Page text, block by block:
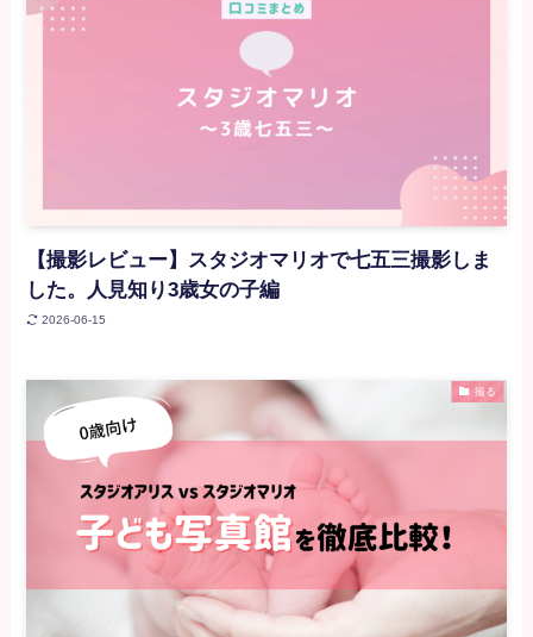
【撮影レビュー】スタジオマリオで七五三撮影しま
した。人見知り3歳女の子編
2026-06-15
撮る